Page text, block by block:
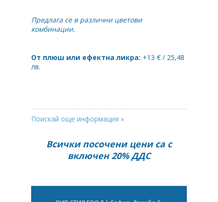
Предлага се в различни цветови
комбинации.
От плюш или ефектна ликра: +13 € / 25,48
лв.
Поискай още информация »
Всички посочени цени са с
включен 20% ДДС